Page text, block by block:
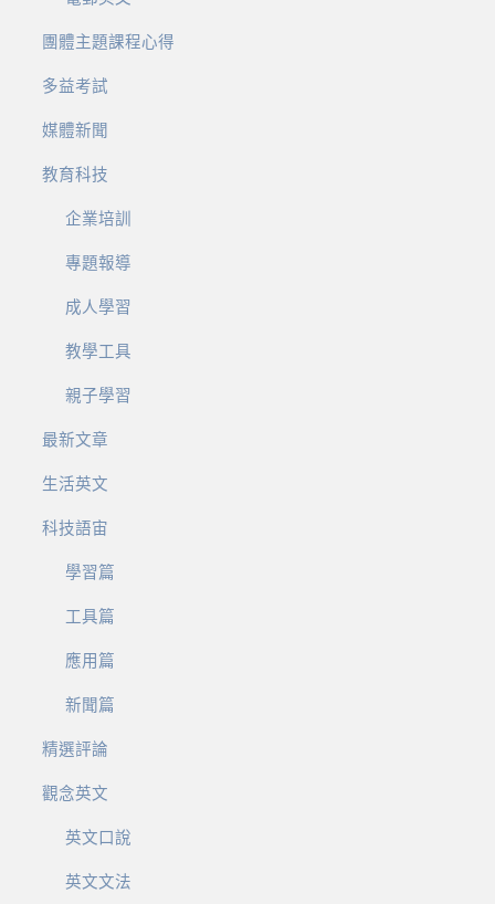
團體主題課程心得
多益考試
媒體新聞
教育科技
企業培訓
專題報導
成人學習
教學工具
親子學習
最新文章
生活英文
科技語宙
學習篇
工具篇
應用篇
新聞篇
精選評論
觀念英文
英文口說
英文文法